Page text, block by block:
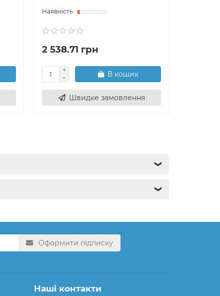
2 538.71 грн
В кошик
Швидке замовлення
❯
❯
Оформити підписку
Наші контакти